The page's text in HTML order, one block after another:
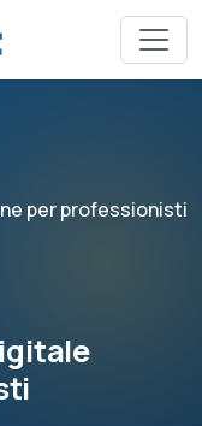
per professionisti